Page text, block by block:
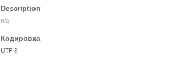
Description
n/a
Кодировка
UTF-8